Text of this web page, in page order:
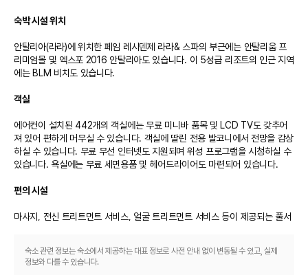
숙박 시설 위치
안탈리아(라라)에 위치한 페임 레시덴제 라라& 스파의 부근에는 안탈리움 프
리미엄몰 및 엑스포 2016 안탈리아도 있습니다. 이 5성급 리조트의 인근 지역
에는 BLM 비치도 있습니다.
객실
에어컨이 설치된 442개의 객실에는 무료 미니바 품목 및 LCD TV도 갖추어
져 있어 편하게 머무실 수 있습니다. 객실에 딸린 전용 발코니에서 전망을 감상
하실 수 있습니다. 무료 무선 인터넷도 지원되며 위성 프로그램을 시청하실 수
있습니다. 욕실에는 무료 세면용품 및 헤어드라이어도 마련되어 있습니다.
편의 시설
마사지, 전신 트리트먼트 서비스, 얼굴 트리트먼트 서비스 등이 제공되는 풀서
이 리조트에는 무료 무선 인터넷, 탁아 서비스(요금 별도) 및 아케이드/게임룸
도 편의 시설/서비스로 마련되어 있습니다.
숙소 관련 정보는 숙소에서 제공하는 대표 정보로 사전 안내 없이 변동될 수 있고, 실제
정보와 다를 수 있습니다.